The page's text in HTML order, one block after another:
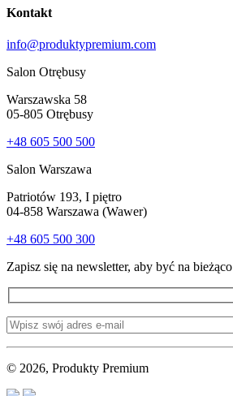
Kontakt
info@produktypremium.com
Salon Otrębusy
Warszawska 58
05-805 Otrębusy
+48 605 500 500
Salon Warszawa
Patriotów 193, I piętro
04-858 Warszawa (Wawer)
+48 605 500 300
Zapisz się na newsletter, aby być na bieżąco
© 2026, Produkty Premium